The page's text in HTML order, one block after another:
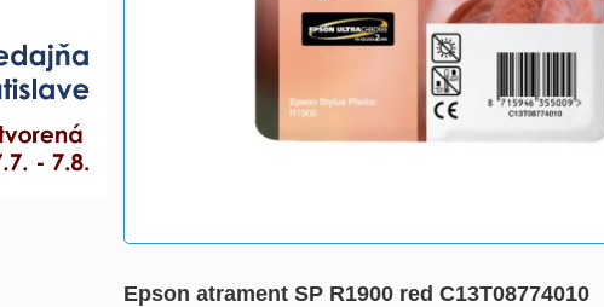
Epson atrament SP R1900 red C13T08774010